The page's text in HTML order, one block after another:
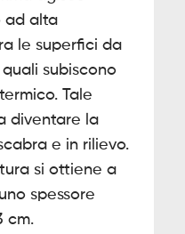
ad alta
le superfici da
subiscono
Tale
diventare la
e in rilievo.
si ottiene a
spessore
cm.